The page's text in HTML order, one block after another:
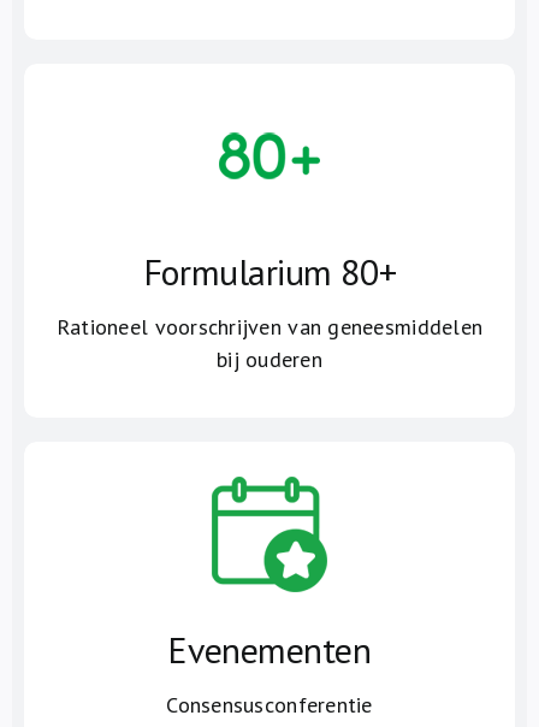
Formularium 80+
Rationeel voorschrijven van geneesmiddelen
bij ouderen
Evenementen
Consensusconferentie